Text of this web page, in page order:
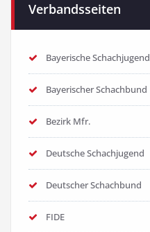
Verbandsseiten
Bayerische Schachjugend
Bayerischer Schachbund
Bezirk Mfr.
Deutsche Schachjugend
Deutscher Schachbund
FIDE